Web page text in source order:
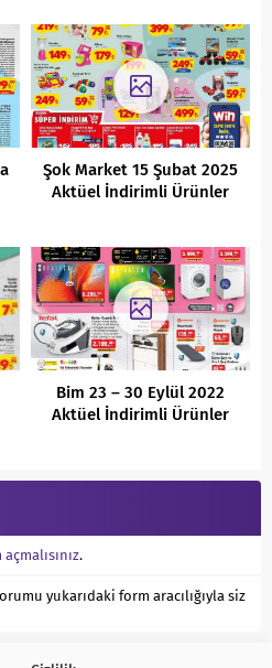
Şok Market 15 Şubat 2025
Aktüel İndirimli Ürünler
Bim 23 – 30 Eylül 2022
Aktüel İndirimli Ürünler
.
yukarıdaki form aracılığıyla siz